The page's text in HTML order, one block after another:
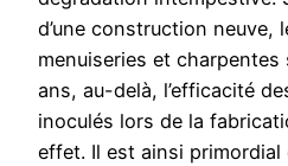
d’une construction neuve,
menuiseries et
ans, au-delà, l’efficacité
inoculés lors de la
effet. Il est ainsi